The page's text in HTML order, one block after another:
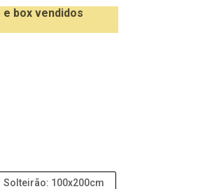
box vendidos
Solteirão: 100x200cm